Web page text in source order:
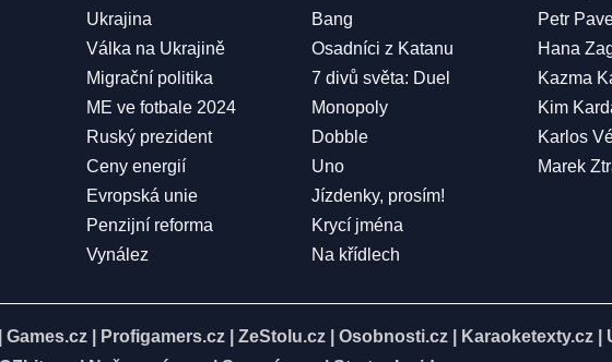
Ukrajina
Válka na Ukrajině
Migrační politika
ME ve fotbale 2024
Ruský prezident
Ceny energií
Evropská unie
Penzijní reforma
Vynález
Bang
Osadníci z Katanu
7 divů světa: Duel
Monopoly
Dobble
Uno
Jízdenky, prosím!
Krycí jména
Na křídlech
Petr
Hana
Kazma
Kim
Karlos
Marek
Games.cz Profigamers.cz ZeStolu.cz Osobnosti.cz Karaoketexty.cz